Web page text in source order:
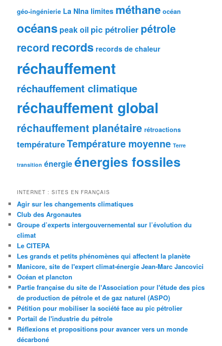
géo-ingénierie La NIna limites méthane océan
océans peak oil pic pétrolier pétrole
record records records de chaleur
réchauffement
réchauffement climatique
réchauffement global
réchauffement planétaire rétroactions
températureTempérature moyenne Terre
transition énergieénergies fossiles
INTERNET : SITES EN FRANÇAIS
Agir sur les changements climatiques
Club des Argonautes
Groupe d’experts intergouvernemental sur l’évolution du
climat
Le CITEPA
Les grands et petits phénomènes qui affectent la planète
Manicore, site de l'expert climat-énergie Jean-Marc Jancovici
Océan et plancton
Partie française du site de l'Association pour l'étude des pics
de production de pétrole et de gaz naturel (ASPO)
Pétition pour mobiliser la société face au pic pétrolier
Portail de l'industrie du pétrole
Réflexions et propositions pour avancer vers un monde
décarboné